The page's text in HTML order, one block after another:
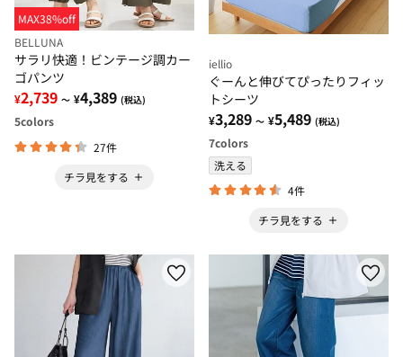
MAX38%off
BELLUNA
サラリ快適！ビンテージ調カー
ゴパンツ
¥2,739 ～ ¥4,389 (税込)
5colors
27件
チラ見をする
iellio
ぐーんと伸びてぴったりフィッ
トシーツ
¥3,289 ～ ¥5,489 (税込)
7colors
洗える
4件
チラ見をする